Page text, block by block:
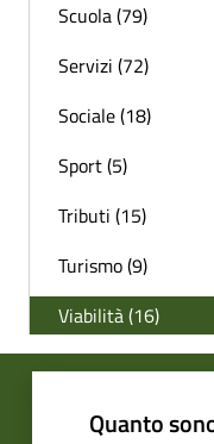
Scuola (79)
Servizi (72)
Sociale (18)
Sport (5)
Tributi (15)
Turismo (9)
Viabilità (16)
Quanto